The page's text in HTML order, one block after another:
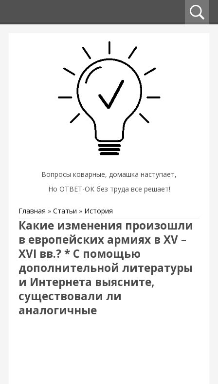
Вопросы коварные, домашка наступает,
Но ОТВЕТ-ОК без труда все решает!
Главная » Статьи » История
Какие изменения произошли
в европейских армиях в XV –
XVI вв.? * С помощью
дополнительной литературы
и Интернета выясните,
существовали ли
аналогичные